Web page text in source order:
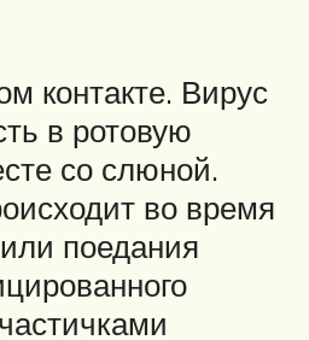
контакте. Вирус
в ротовую
со слюной.
во время
поедания